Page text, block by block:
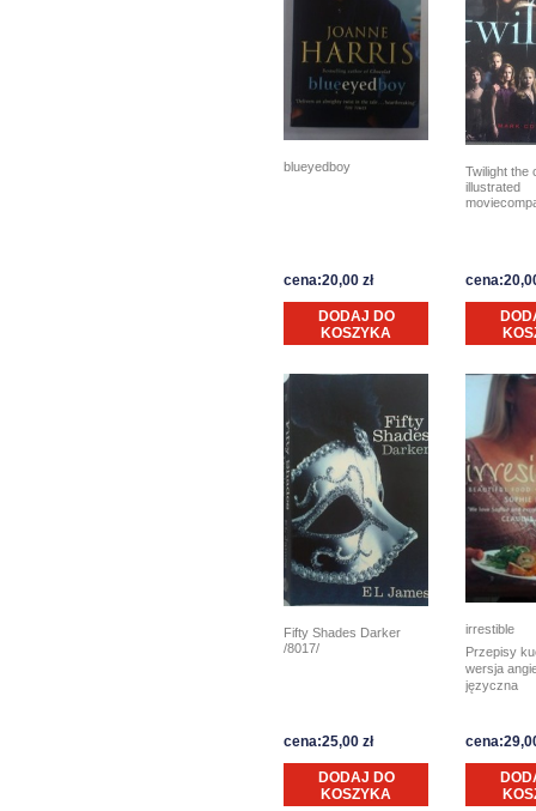
blueyedboy
cena:20,00 zł
DODAJ DO
KOSZYKA
Twilight the
illustrated
Fifty Shades Darker
/8017/
cena:25,00 zł
DODAJ DO
KOSZYKA
irrestible
Przepisy
wersja
języczna